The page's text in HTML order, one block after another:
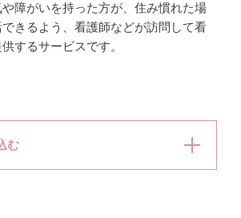
障がいを持った方が、住み慣れた場
きるよう、看護師などが訪問して看
するサービスです。
む